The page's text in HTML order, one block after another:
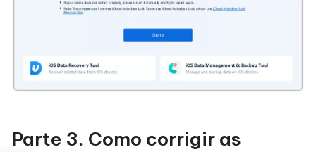
Parte 3. Como corrigir as